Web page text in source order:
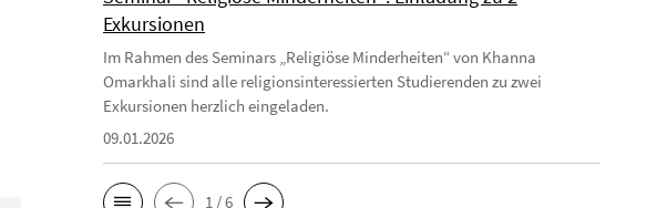
Exkursionen
Im Rahmen des Seminars „Religiöse Minderheiten“ von Khanna
Omarkhali sind alle religionsinteressierten Studierenden zu zwei
Exkursionen herzlich eingeladen.
09.01.2026
1 / 6